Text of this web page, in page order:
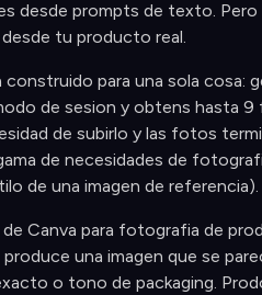
desde prompts de texto.
tu producto real.
para una sola cosa:
de sesion y obtens hasta
de subirlo y las fotos
de necesidades de
de una imagen de referencia).
de Canva para fotografia de
produce una imagen que se
o tono de packaging.